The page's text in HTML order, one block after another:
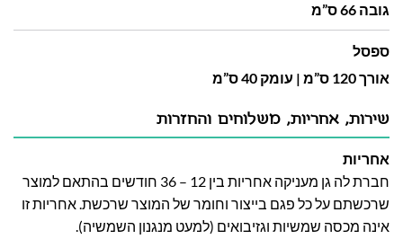
גובה 66 ס”מ
ספסל
אורך 120 ס”מ | עומק 40 ס”מ
שירות, אחריות, משלוחים והחזרות
אחריות
חברת לה גן מעניקה אחריות בין 12 – 36 חודשים בהתאם למוצר
שרכשתם על כל פגם בייצור וחומר של המוצר שרכשת. אחריות זו
אינה מכסה שמשיות וגזיבואים (למעט מנגנון השמשיה).